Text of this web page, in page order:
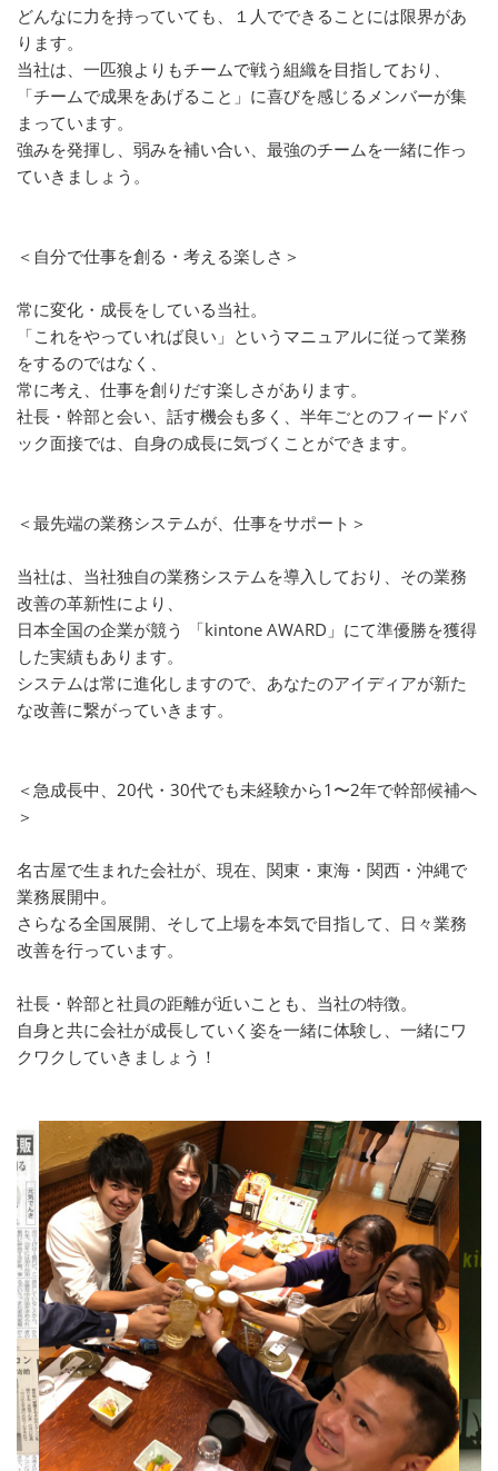
どんなに力を持っていても、１人でできることには限界があ
ります。
当社は、一匹狼よりもチームで戦う組織を目指しており、
「チームで成果をあげること」に喜びを感じるメンバーが集
まっています。
強みを発揮し、弱みを補い合い、最強のチームを一緒に作っ
ていきましょう。
＜自分で仕事を創る・考える楽しさ＞
常に変化・成長をしている当社。
「これをやっていれば良い」というマニュアルに従って業務
をするのではなく、
常に考え、仕事を創りだす楽しさがあります。
社長・幹部と会い、話す機会も多く、半年ごとのフィードバ
ック面接では、自身の成長に気づくことができます。
＜最先端の業務システムが、仕事をサポート＞
当社は、当社独自の業務システムを導入しており、その業務
改善の革新性により、
日本全国の企業が競う 「kintone AWARD」にて準優勝を獲得
した実績もあります。
システムは常に進化しますので、あなたのアイディアが新た
な改善に繋がっていきます。
＜急成長中、20代・30代でも未経験から1〜2年で幹部候補へ
＞
名古屋で生まれた会社が、現在、関東・東海・関西・沖縄で
業務展開中。
さらなる全国展開、そして上場を本気で目指して、日々業務
改善を行っています。
社長・幹部と社員の距離が近いことも、当社の特徴。
自身と共に会社が成長していく姿を一緒に体験し、一緒にワ
クワクしていきましょう！